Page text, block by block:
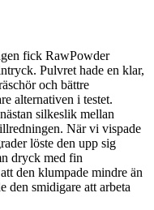
fick RawPowder
Pulvret hade en klar,
och bättre
alternativen i testet.
silkeslik mellan
När vi vispade
löste den upp sig
dryck med fin
den klumpade mindre än
den smidigare att arbeta